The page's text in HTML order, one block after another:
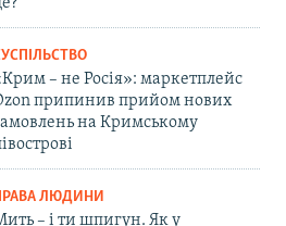
– не Росія»: маркетплейс
припинив прийом нових
на Кримському
ЛЮДИНИ
– і ти шпигун. Як у